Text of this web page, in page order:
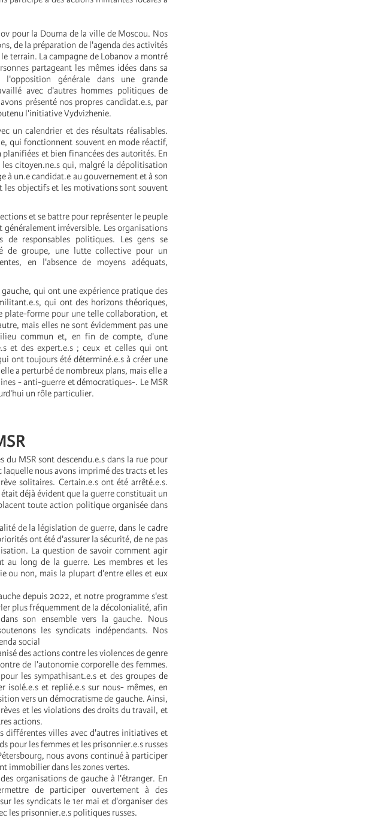
pour la Douma de la ville de Moscou. Nos
de la préparation de l'agenda des activités
terrain. La campagne de Lobanov a montré
partageant les mêmes idées dans sa
générale dans une grande
avec d'autres hommes politiques de
présenté nos propres candidat.e.s, par
l'initiative Vydvizhenie.
un calendrier et des résultats réalisables.
qui fonctionnent souvent en mode réactif,
et bien financées des autorités. En
citoyen.ne.s qui, malgré la dépolitisation
à un.e candidat.e au gouvernement et à son
les objectifs et les motivations sont souvent
et se battre pour représenter le peuple
irréversible. Les organisations
responsables politiques. Les gens se
de groupe, une lutte collective pour un
en l'absence de moyens adéquats,
qui ont une expérience pratique des
qui ont des horizons théoriques,
plate-forme pour une telle collaboration, et
mais elles ne sont évidemment pas une
commun et, en fin de compte, d'une
et des expert.e.s ; ceux et celles qui ont
ont toujours été déterminé.e.s à créer une
a perturbé de nombreux plans, mais elle a
- anti-guerre et démocratiques-. Le MSR
un rôle particulier.
MSR sont descendu.e.s dans la rue pour
nous avons imprimé des tracts et les
solitaires. Certain.e.s ont été arrêté.e.s.
déjà évident que la guerre constituait un
toute action politique organisée dans
de la législation de guerre, dans le cadre
ont été d'assurer la sécurité, de ne pas
La question de savoir comment agir
au long de la guerre. Les membres et les
ou non, mais la plupart d'entre elles et eux
depuis 2022, et notre programme s'est
plus fréquemment de la décolonialité, afin
son ensemble vers la gauche. Nous
les syndicats indépendants. Nos
social
des actions contre les violences de genre
de l'autonomie corporelle des femmes.
les sympathisant.e.s et des groupes de
isolé.e.s et replié.e.s sur nous- mêmes, en
vers un démocratisme de gauche. Ainsi,
et les violations des droits du travail, et
actions.
différentes villes avec d'autres initiatives et
pour les femmes et les prisonnier.e.s russes
nous avons continué à participer
immobilier dans les zones vertes.
organisations de gauche à l'étranger. En
de participer ouvertement à des
les syndicats le 1er mai et d'organiser des
les prisonnier.e.s politiques russes.